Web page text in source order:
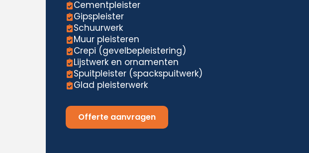
Cementpleister
Gipspleister
Schuurwerk
Muur pleisteren
Crepi (gevelbepleistering)
Lijstwerk en ornamenten
Spuitpleister (spackspuitwerk)
Glad pleisterwerk
Offerte aanvragen